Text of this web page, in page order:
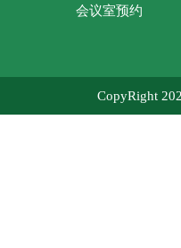
会议室预约
CopyRight